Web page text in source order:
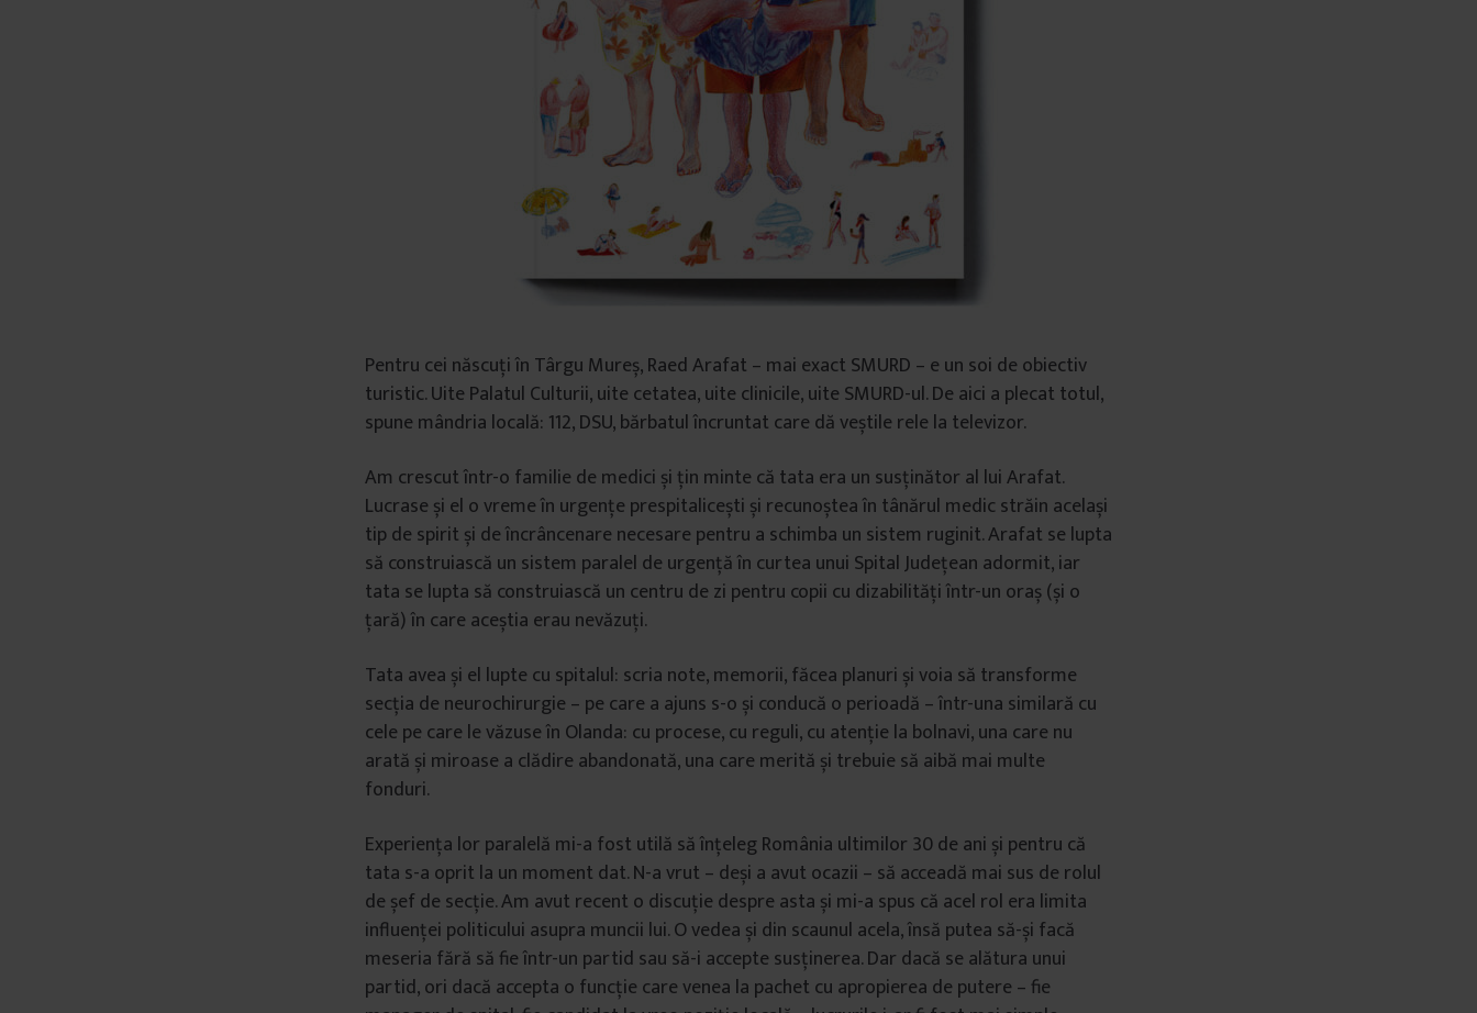
Pentru cei născuți în Târgu Mureș, Raed Arafat – mai exact SMURD – e un soi de obiectiv
turistic. Uite Palatul Culturii, uite cetatea, uite clinicile, uite SMURD-ul. De aici a plecat totul,
spune mândria locală: 112, DSU, bărbatul încruntat care dă veștile rele la televizor.
Am crescut într-o familie de medici și țin minte că tata era un susținător al lui Arafat.
Lucrase și el o vreme în urgențe prespitalicești și recunoștea în tânărul medic străin același
tip de spirit și de încrâncenare necesare pentru a schimba un sistem ruginit. Arafat se lupta
să construiască un sistem paralel de urgență în curtea unui Spital Județean adormit, iar
tata se lupta să construiască un centru de zi pentru copii cu dizabilități într-un oraș (și o
țară) în care aceștia erau nevăzuți.
Tata avea și el lupte cu spitalul: scria note, memorii, făcea planuri și voia să transforme
secția de neurochirurgie – pe care a ajuns s-o și conducă o perioadă – într-una similară cu
cele pe care le văzuse în Olanda: cu procese, cu reguli, cu atenție la bolnavi, una care nu
arată și miroase a clădire abandonată, una care merită și trebuie să aibă mai multe
fonduri.
Experiența lor paralelă mi-a fost utilă să înțeleg România ultimilor 30 de ani și pentru că
tata s-a oprit la un moment dat. N-a vrut – deși a avut ocazii – să acceadă mai sus de rolul
de șef de secție. Am avut recent o discuție despre asta și mi-a spus că acel rol era limita
influenței politicului asupra muncii lui. O vedea și din scaunul acela, însă putea să-și facă
meseria fără să fie într-un partid sau să-i accepte susținerea. Dar dacă se alătura unui
partid, ori dacă accepta o funcție care venea la pachet cu apropierea de putere – fie